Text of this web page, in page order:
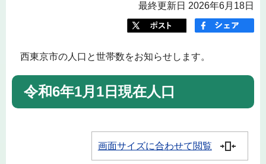
最終更新日 2026年6月18日
西東京市の人口と世帯数をお知らせします。
令和6年1月1日現在人口
画面サイズに合わせて閲覧